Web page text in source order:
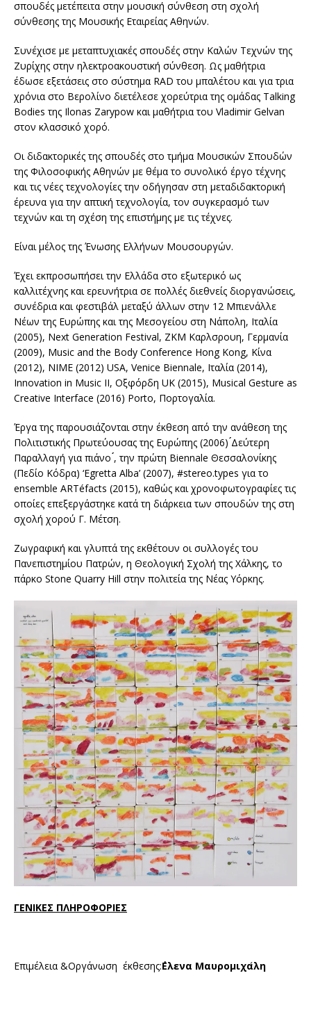
σπουδές μετέπειτα στην μουσική σύνθεση στη σχολή
σύνθεσης της Μουσικής Εταιρείας Αθηνών.
Συνέχισε με μεταπτυχιακές σπουδές στην Καλών Τεχνών της
Ζυρίχης στην ηλεκτροακουστική σύνθεση. Ως μαθήτρια
έδωσε εξετάσεις στο σύστημα RAD του μπαλέτου και για τρια
χρόνια στο Βερολίνο διετέλεσε χορεύτρια της ομάδας Talking
Bodies της Ιlonas Zarypow και μαθήτρια του Vladimir Gelvan
στον κλασσικό χορό.
Οι διδακτορικές της σπουδές στο τμήμα Μουσικών Σπουδών
της Φιλοσοφικής Αθηνών με θέμα το συνολικό έργο τέχνης
και τις νέες τεχνολογίες την οδήγησαν στη μεταδιδακτορική
έρευνα για την απτική τεχνολογία, τον συγκερασμό των
τεχνών και τη σχέση της επιστήμης με τις τέχνες.
Είναι μέλος της Ένωσης Ελλήνων Μουσουργών.
Έχει εκπροσωπήσει την Ελλάδα στο εξωτερικό ως
καλλιτέχνης και ερευνήτρια σε πολλές διεθνείς διοργανώσεις,
συνέδρια και φεστιβάλ μεταξύ άλλων στην 12 Μπιενάλλε
Νέων της Ευρώπης και της Μεσογείου στη Νάπολη, Ιταλία
(2005), Next Generation Festival, ZKM Καρλσρουη, Γερμανία
(2009), Music and the Body Conference Hong Kong, Κίνα
(2012), NIME (2012) USA, Venice Biennale, Ιταλία (2014),
Innovation in Music II, Οξφόρδη UK (2015), Musical Gesture as
Creative Interface (2016) Porto, Πορτογαλία.
Έργα της παρουσιάζονται στην έκθεση από την ανάθεση της
Πολιτιστικής Πρωτεύουσας της Ευρώπης (2006) ́́Δεύτερη
Παραλλαγή για πιάνο ́́, την πρώτη Biennale Θεσσαλονίκης
(Πεδίο Κόδρα) ‘Egretta Alba’ (2007), #stereo.types για το
ensemble ARTéfacts (2015), καθώς και χρονοφωτογραφίες τις
οποίες επεξεργάστηκε κατά τη διάρκεια των σπουδών της στη
σχολή χορού Γ. Μέτση.
Ζωγραφική και γλυπτά της εκθέτουν οι συλλογές του
Πανεπιστημίου Πατρών, η Θεολογική Σχολή της Χάλκης, το
πάρκο Stone Quarry Hill στην πολιτεία της Νέας Υόρκης.
ΓΕΝΙΚΕΣ ΠΛΗΡΟΦΟΡΙΕΣ
Επιμέλεια &Οργάνωση έκθεσης:΄Ελενα Μαυρομιχαλη